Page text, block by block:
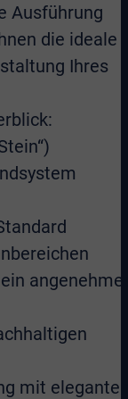
Ausführung
die ideale
Ihres
mit